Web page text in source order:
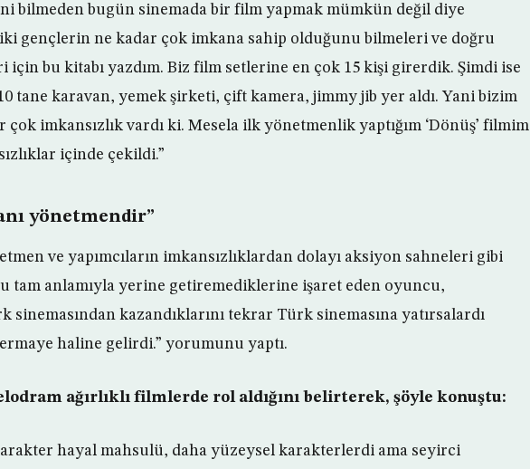
bilmeden bugün sinemada bir film yapmak mümkün değil diye
gençlerin ne kadar çok imkana sahip olduğunu bilmeleri ve doğru
için bu kitabı yazdım. Biz film setlerine en çok 15 kişi girerdik. Şimdi ise
tane karavan, yemek şirketi, çift kamera, jimmy jib yer aldı. Yani bizim
çok imkansızlık vardı ki. Mesela ilk yönetmenlik yaptığım ‘Dönüş’ filmim
içinde çekildi.”
yönetmendir”
ve yapımcıların imkansızlıklardan dolayı aksiyon sahneleri gibi
tam anlamıyla yerine getiremediklerine işaret eden oyuncu,
sinemasından kazandıklarını tekrar Türk sinemasına yatırsalardı
haline gelirdi.” yorumunu yaptı.
ağırlıklı filmlerde rol aldığını belirterek, şöyle konuştu:
hayal mahsulü, daha yüzeysel karakterlerdi ama seyirci